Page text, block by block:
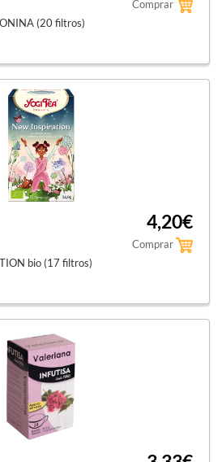
Comprar
(20 filtros)
4,20€
Comprar
bio (17 filtros)